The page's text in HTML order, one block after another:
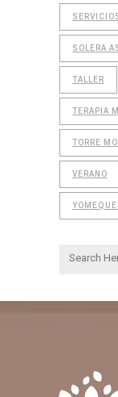
SOLERA
TALLER
TERAPIA
TORRE
VERANO